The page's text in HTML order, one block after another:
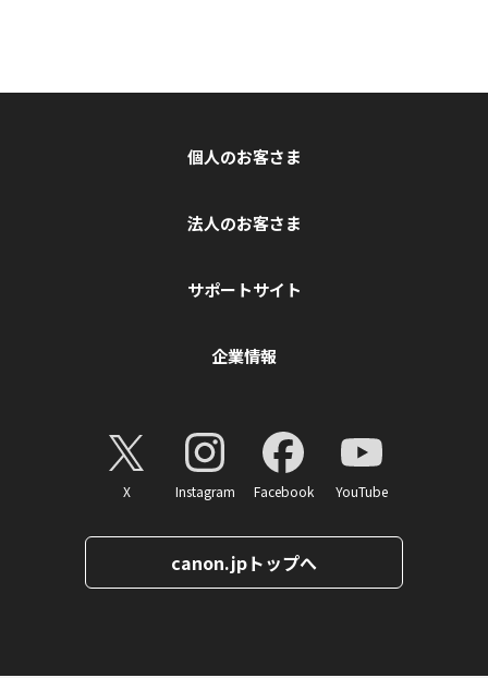
個人のお客さま
法人のお客さま
サポートサイト
企業情報
X Instagram Facebook YouTube
canon.jpトップへ